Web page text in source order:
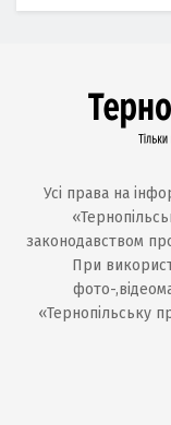
Усі права на
законодавством
При
фото-
«Тернопільську